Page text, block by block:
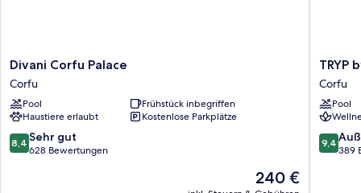
Divani
Corfu
Palace
Corfu
Divani Corfu Palace
Corfu
Pool
Frühstück inbegriffen
Haustiere erlaubt
Kostenlose Parkplätze
8.4
von
8,4 Sehr gut
628 Bewertungen
Der
Preis
240 €
TRYP
by
Corfu
Dassia
Corfu
TRYP
Corfu
Pool
9.4
von
9,4
389